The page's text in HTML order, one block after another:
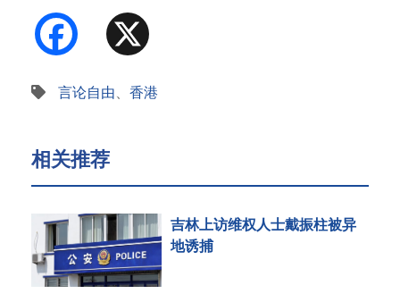
Facebook
言论自由、 香港
相关推荐
吉林上访维权人士戴振柱被异
地诱捕